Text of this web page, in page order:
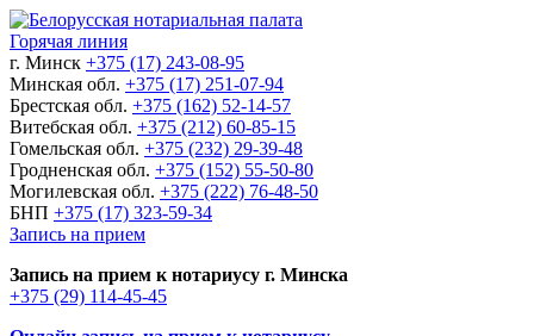
Горячая линия
г. Минск +375 (17) 243-08-95
Минская обл. +375 (17) 251-07-94
Брестская обл. +375 (162) 52-14-57
Витебская обл. +375 (212) 60-85-15
Гомельская обл. +375 (232) 29-39-48
Гродненская обл. +375 (152) 55-50-80
Могилевская обл. +375 (222) 76-48-50
БНП +375 (17) 323-59-34
Запись на прием
Запись на прием к нотариусу г. Минска
+375 (29) 114-45-45